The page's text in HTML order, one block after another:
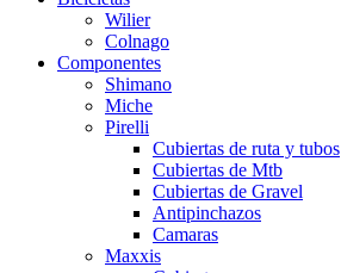
Wilier
Colnago
Componentes
Shimano
Miche
Pirelli
Cubiertas de ruta y tubos
Cubiertas de Mtb
Cubiertas de Gravel
Antipinchazos
Camaras
Maxxis